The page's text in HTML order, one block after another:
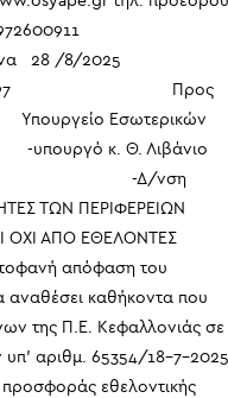
/8/2025
197 Προς
Λιβάνιο
ΤΩΝ ΠΕΡΙΦΕΡΕΙΩΝ
ΟΧΙ ΑΠΟ ΕΘΕΛΟΝΤΕΣ
απόφαση του
αναθέσει καθήκοντα που
της Π.Ε. Κεφαλλονιάς σε
υπ’ αριθμ. 65354/18-7-
εθελοντικής